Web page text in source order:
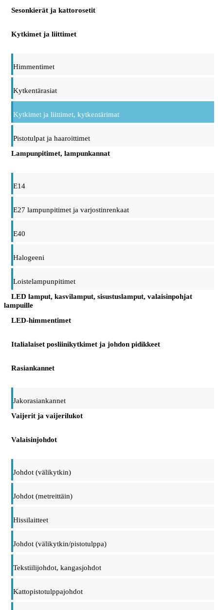
Sesonkierät ja kattorosetit
Kytkimet ja liittimet
Himmentimet
Kytkentärasiat
Kytkimet ja liittimet, kytkentärimat
Pistotulpat ja haaroittimet
Lampunpitimet, lampunkannat
E14
E27 lampunpitimet ja varjostinrenkaat
E40
Halogeeni
Loistelampunpitimet
LED lamput, kasvilamput, sisustuslamput, valaisinpohjat
lampuille
LED-himmentimet
Italialaiset posliinikytkimet ja johdon pidikkeet
Rasiankannet
Jakorasiankannet
Vaijerit ja vaijerilukot
Valaisinjohdot
Johdot (välikytkin)
Johdot (metreittäin)
Hissilaitteet
Johdot (välikytkin/pistotulppa)
Tekstiilijohdot, kangasjohdot
Kattopistotulppajohdot